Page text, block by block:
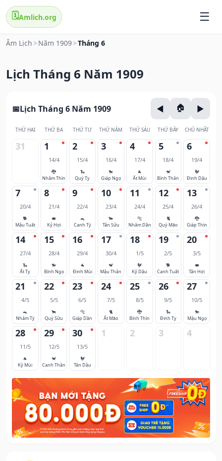
🗓️Amlich.org
Âm Lịch > Năm 1909>Tháng 6
Lịch Tháng 6 Năm 1909
Lịch Tháng 6 Năm 1909
THỨ HAI THỨ BA THỨ TƯ THỨ NĂM THỨ SÁU THỨ BẢY CHỦ NHẬT
31 1
14/4
🐉
Nhâm Thìn
2
15/4
🐍
Quý Tỵ
3
16/4
🐎
Giáp Ngọ
4
17/4
🐐
Ất Mùi
5
18/4
🐒
Bính Thân
6
19/4
🐓
Đinh Dậu
7
20/4
🐕
Mậu Tuất
8
21/4
🐖
Kỷ Hợi
9
22/4
🐀
Canh Tý
10
23/4
🐂
Tân Sửu
11
24/4
🐅
Nhâm Dần
12
25/4
🐈
Quý Mão
13
26/4
🐉
Giáp Thìn
14
27/4
🐍
Ất Tỵ
15
28/4
🐎
Bính Ngọ
16
29/4
🐐
Đinh Mùi
17
30/4
🐒
Mậu Thân
18
1/5
🐓
Kỷ Dậu
19
2/5
🐕
Canh Tuất
20
3/5
🐖
Tân Hợi
21
4/5
🐀
Nhâm Tý
22
5/5
🐂
Quý Sửu
23
6/5
🐅
Giáp Dần
24
7/5
🐈
Ất Mão
25
8/5
🐉
Bính Thìn
26
9/5
🐍
Đinh Tỵ
27
10/5
🐎
Mậu Ngọ
28
11/5
🐐
Kỷ Mùi
29
12/5
🐒
Canh Thân
30
13/5
🐓
Tân Dậu
1 2 3 4